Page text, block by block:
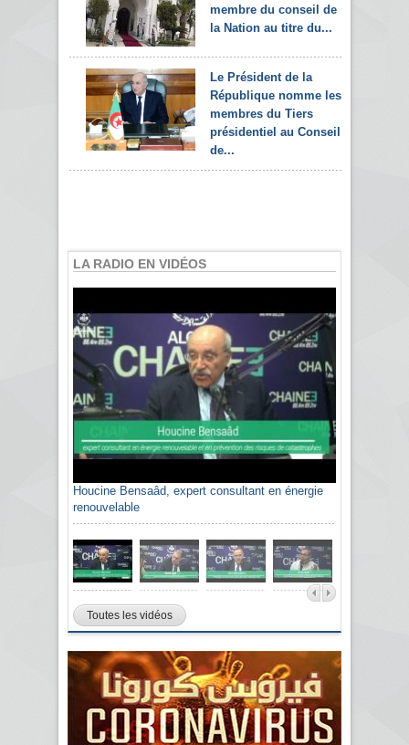
membre du conseil de
la Nation au titre du...
Le Président de la
République nomme les
membres du Tiers
présidentiel au Conseil
de...
LA RADIO EN VIDÉOS
Houcine Bensaâd, expert consultant en énergie
renouvelable
Toutes les vidéos